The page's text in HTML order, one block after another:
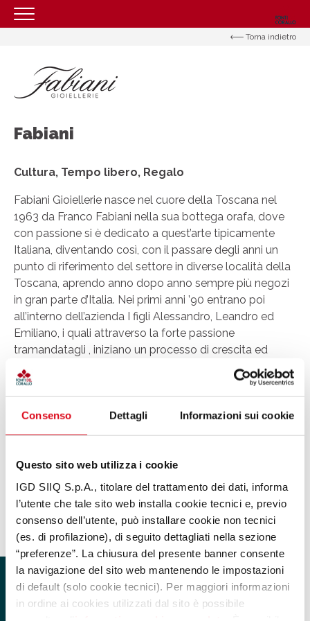
Consenso Dettagli Informazioni sui cookie
Questo sito web utilizza i cookie
IGD SIIQ S.p.A., titolare del trattamento dei dati, informa
l’utente che tale sito web installa cookie tecnici e, previo
consenso dell’utente, può installare cookie non tecnici
(es. di profilazione), di seguito dettagliati nella sezione
“preferenze”. La chiusura del presente banner consente
la navigazione del sito web mantenendo le impostazioni
di default (solo cookie tecnici). Per maggiori informazioni
in ordine ai cookies utilizzati dal sito è possibile
IL CENTRO
ORARI
NEGOZI
EVENTI
SERVIZI
CONTATTI
Torna indietro
Fabiani
Cultura, Tempo libero, Regalo
Fabiani Gioiellerie nasce nel cuore della Toscana nel
1963 da Franco Fabiani nella sua bottega orafa, dove
con passione si è dedicato a quest’arte tipicamente
Italiana, diventando così, con il passare degli anni un
punto di riferimento del settore in diverse località della
Toscana, aprendo anno dopo anno sempre più negozi
in gran parte d’Italia. Nei primi anni ’90 entrano poi
all’interno dell’azienda I figli Alessandro, Leandro ed
Emiliano, i quali attraverso la forte passione
tramandatagli , iniziano un processo di crescita ed
evoluzione aziendale, sia da un punto di vista
industriale che commerciale, che porterà Fabiani
Gioiellerie a gestire una realtà leader in Italia nel campo
della vendita dei preziosi, senza avere però
abbandonato il genuino approccio artigianale e l’alta
Lotto:37
Telefono:0586 427114
Email:—